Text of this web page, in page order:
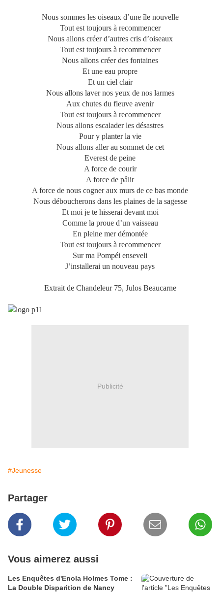
Nous sommes les oiseaux d’une île nouvelle
Tout est toujours à recommencer
Nous allons créer d’autres cris d’oiseaux
Tout est toujours à recommencer
Nous allons créer des fontaines
Et une eau propre
Et un ciel clair
Nous allons laver nos yeux de nos larmes
Aux chutes du fleuve avenir
Tout est toujours à recommencer
Nous allons escalader les désastres
Pour y planter la vie
Nous allons aller au sommet de cet
Everest de peine
A force de courir
A force de pâlir
A force de nous cogner aux murs de ce bas monde
Nous déboucherons dans les plaines de la sagesse
Et moi je te hisserai devant moi
Comme la proue d’un vaisseau
En pleine mer démontée
Tout est toujours à recommencer
Sur ma Pompéi enseveli
J’installerai un nouveau pays
Extrait de Chandeleur 75, Julos Beaucarne
Publicité
#Jeunesse
Partager
Vous aimerez aussi
Les Enquêtes d'Enola Holmes Tome :
La Double Disparition de Nancy